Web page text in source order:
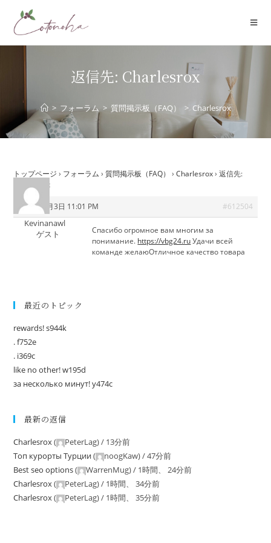
返信先: Charlesrox
> フォーラム > 質問掲示板（FAQ） > Charlesrox
トップページ › フォーラム › 質問掲示板（FAQ） › Charlesrox › 返信先:
Charlesrox
2026年6月3日 11:01 PM #612504
Kevinanawl
ゲスト
Спасибо огромное вам многим за
понимание. https://vbg24.ruУдачи всей
команде желаюОтличное качество товара
最近のトピック
rewards! s944k
. f752e
. i369c
like no other! w195d
за несколько минут! y474c
最新の返信
Charlesrox( PeterLag) / 13分前
Tоп курорты Tурции( noogKaw) /47分前
Best seo options( WarrenMug) / 1時間、 24分前
Charlesrox( PeterLag) / 1時間、 34分前
Charlesrox( PeterLag) / 1時間、 35分前